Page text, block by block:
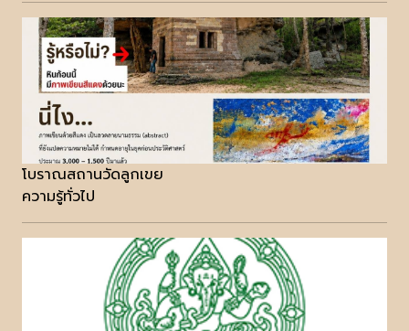
โบราณสถานวัดลูกเขย
ความรู้ทั่วไป